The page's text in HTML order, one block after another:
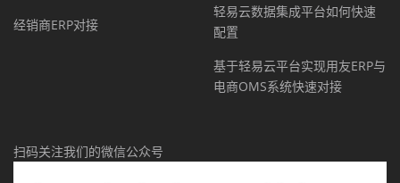
经销商ERP对接
轻易云数据集成平台如何快速
配置
基于轻易云平台实现用友ERP与
电商OMS系统快速对接
扫码关注我们的微信公众号